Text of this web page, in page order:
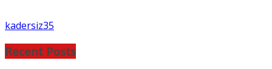
kadersiz35
Recent Posts